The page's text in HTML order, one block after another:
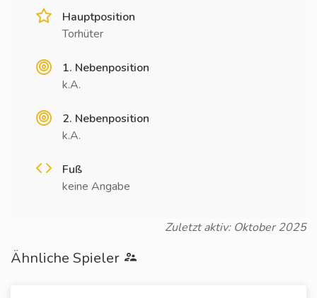
Hauptposition
Torhüter
1. Nebenposition
k.A.
2. Nebenposition
k.A.
Fuß
keine Angabe
Zuletzt aktiv: Oktober 2025
Ähnliche Spieler